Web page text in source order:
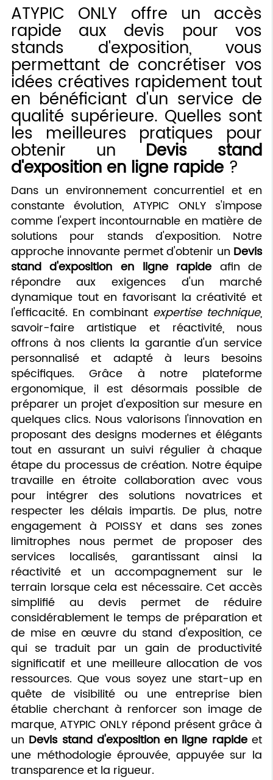
ATYPIC ONLY offre un accès
rapide aux devis pour vos
stands d'exposition, vous
permettant de concrétiser vos
idées créatives rapidement tout
en bénéficiant d'un service de
qualité supérieure. Quelles sont
les meilleures pratiques pour
obtenir unDevis stand
d'exposition en ligne rapide?
Dans un environnement concurrentiel et en
constante évolution, ATYPIC ONLY s'impose
comme l'expert incontournable en matière de
solutions pour stands d'exposition. Notre
approche innovante permet d'obtenir un Devis
stand d'exposition en ligne rapide afin de
répondre aux exigences d'un marché
dynamique tout en favorisant la créativité et
l'efficacité. En combinant expertise technique,
savoir-faire artistique et réactivité, nous
offrons à nos clients la garantie d'un service
personnalisé et adapté à leurs besoins
spécifiques. Grâce à notre plateforme
ergonomique, il est désormais possible de
préparer un projet d'exposition sur mesure en
quelques clics. Nous valorisons l'innovation en
proposant des designs modernes et élégants
tout en assurant un suivi régulier à chaque
étape du processus de création. Notre équipe
travaille en étroite collaboration avec vous
pour intégrer des solutions novatrices et
respecter les délais impartis. De plus, notre
engagement à POISSY et dans ses zones
limitrophes nous permet de proposer des
services localisés, garantissant ainsi la
réactivité et un accompagnement sur le
terrain lorsque cela est nécessaire. Cet accès
simplifié au devis permet de réduire
considérablement le temps de préparation et
de mise en œuvre du stand d'exposition, ce
qui se traduit par un gain de productivité
significatif et une meilleure allocation de vos
ressources. Que vous soyez une start-up en
quête de visibilité ou une entreprise bien
établie cherchant à renforcer son image de
marque, ATYPIC ONLY répond présent grâce à
un Devis stand d'exposition en ligne rapideet
une méthodologie éprouvée, appuyée sur la
transparence et la rigueur.